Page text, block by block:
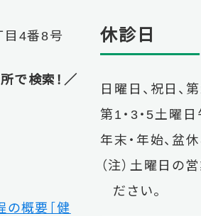
4番8号
で検索！／
概要［健
休診日
日曜日、祝日、
第1・3・5土曜日
年末・年始、盆
（注）土曜日の
ださい。